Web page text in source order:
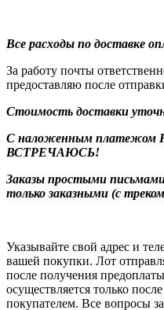
Все расходы по доставке
За работу почты
предоставляю после
Стоимость доставки
С наложенным
ВСТРЕЧАЮСЬ!
Заказы простыми
только заказными (с
Указывайте свой адрес и
вашей покупки. Лот
после получения
осуществляется только
покупателем. Все вопросы